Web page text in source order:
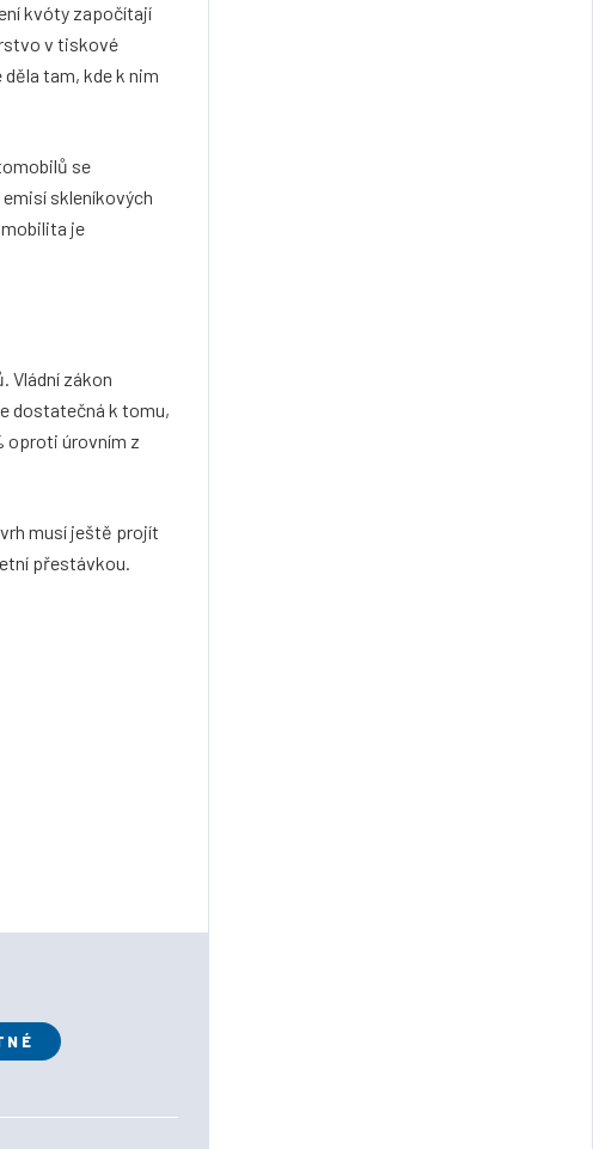
kvóty započítají
v tiskové
tam, kde k nim
se
skleníkových
je
Vládní zákon
dostatečná k tomu,
oproti úrovním z
musí ještě projít
přestávkou.